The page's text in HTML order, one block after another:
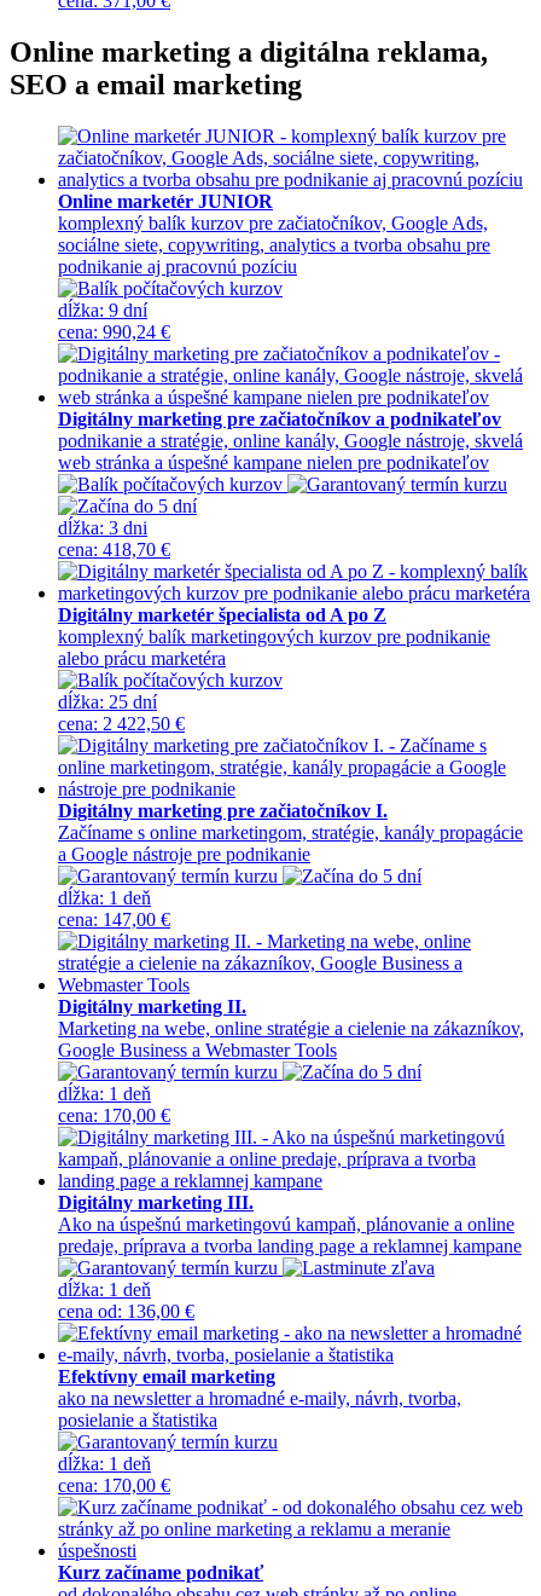
Online marketing a digitálna reklama,
SEO a email marketing
Online marketér JUNIOR
komplexný balík kurzov pre začiatočníkov, Google Ads,
sociálne siete, copywriting, analytics a tvorba obsahu pre
podnikanie aj pracovnú pozíciu
dĺžka: 9 dní
cena: 990,24 €
Digitálny marketing pre začiatočníkov a podnikateľov
podnikanie a stratégie, online kanály, Google nástroje, skvelá
web stránka a úspešné kampane nielen pre podnikateľov
dĺžka: 3 dni
cena: 418,70 €
Digitálny marketér špecialista od A po Z
komplexný balík marketingových kurzov pre podnikanie
alebo prácu marketéra
dĺžka: 25 dní
cena: 2 422,50 €
Digitálny marketing pre začiatočníkov I.
Začíname s online marketingom, stratégie, kanály propagácie
a Google nástroje pre podnikanie
dĺžka: 1 deň
cena: 147,00 €
Digitálny marketing II.
Marketing na webe, online stratégie a cielenie na zákazníkov,
Google Business a Webmaster Tools
dĺžka: 1 deň
cena: 170,00 €
Digitálny marketing III.
Ako na úspešnú marketingovú kampaň, plánovanie a online
predaje, príprava a tvorba landing page a reklamnej kampane
dĺžka: 1 deň
cena od: 136,00 €
Efektívny email marketing
ako na newsletter a hromadné e-maily, návrh, tvorba,
posielanie a štatistika
dĺžka: 1 deň
cena: 170,00 €
Kurz začíname podnikať